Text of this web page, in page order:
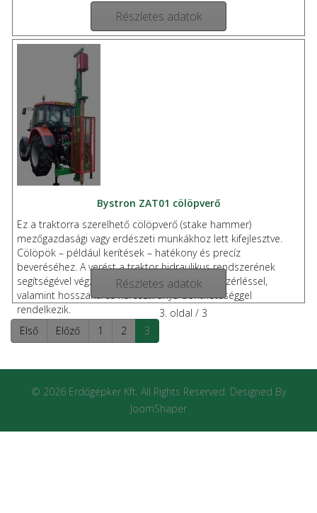
Részletes adatok
Bystron ZAT01 cölöpverő
Ez a traktorra szerelhető cölöpverő (stake hammer)
mezőgazdasági vagy erdészeti munkákhoz lett kifejlesztve.
Cölöpök – például kerítések – hatékony és precíz
beveréséhez. A verést a traktor hidraulikus rendszerének
segítségével végzi, és a gép kézi‐hidraulikus vezérléssel,
valamint hosszanti és keresztirányú dönthetőséggel
rendelkezik.
Részletes adatok
Első Előző 1 2 3
3. oldal / 3
© 2026 Erdőgépker Kft. All Rights Reserved. Designed By
JoomShaper